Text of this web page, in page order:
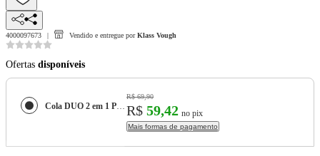
4000097673 Vendido e entregue por Klass Vough
Ofertas disponíveis
Cola DUO 2 em 1 Preta e Transparente com Pincel Aplicador 5g
R$ 69,90
R$ 59,42 no pix
Mais formas de pagamento